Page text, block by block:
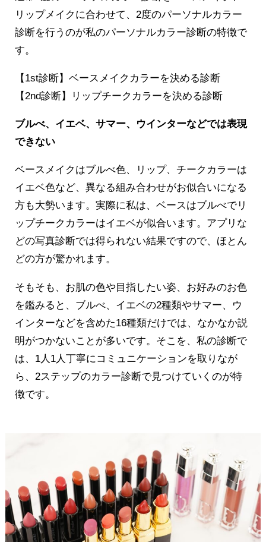
リップメイクに合わせて、2度のパーソナルカラー
診断を行うのが私のパーソナルカラー診断の特徴で
す。
【1st診断】ベースメイクカラーを決める診断
【2nd診断】リップチークカラーを決める診断
ブルべ、イエベ、サマー、ウインターなどでは表現
できない
ベースメイクはブルべ色、リップ、チークカラーは
イエベ色など、異なる組み合わせがお似合いになる
方も大勢います。実際に私は、ベースはブルべでリ
ップチークカラーはイエベが似合います。アプリな
どの写真診断では得られない結果ですので、ほとん
どの方が驚かれます。
そもそも、お肌の色や目指したい姿、お好みのお色
を鑑みると、ブルべ、イエベの2種類やサマー、ウ
インターなどを含めた16種類だけでは、なかなか説
明がつかないことが多いです。そこを、私の診断で
は、1人1人丁寧にコミュニケーションを取りなが
ら、2ステップのカラー診断で見つけていくのが特
徴です。